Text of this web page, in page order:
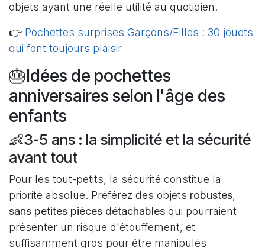
objets ayant une réelle utilité au quotidien.
👉 Pochettes surprises Garçons/Filles : 30 jouets
qui font toujours plaisir
🎂Idées de pochettes
anniversaires selon l'âge des
enfants
👶3-5 ans : la simplicité et la sécurité
avant tout
Pour les tout-petits, la sécurité constitue la
priorité absolue. Préférez des objets robustes,
sans petites pièces détachables qui pourraient
présenter un risque d'étouffement, et
suffisamment gros pour être manipulés